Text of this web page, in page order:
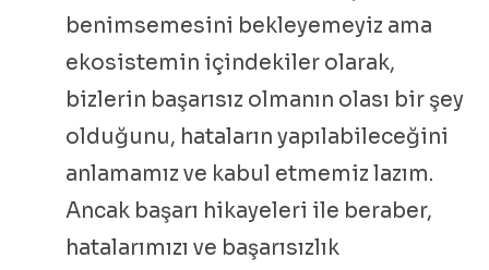
benimsemesini bekleyemeyiz ama
ekosistemin içindekiler olarak,
bizlerin başarısız olmanın olası bir şey
olduğunu, hataların yapılabileceğini
anlamamız ve kabul etmemiz lazım.
Ancak başarı hikayeleri ile beraber,
hatalarımızı ve başarısızlık